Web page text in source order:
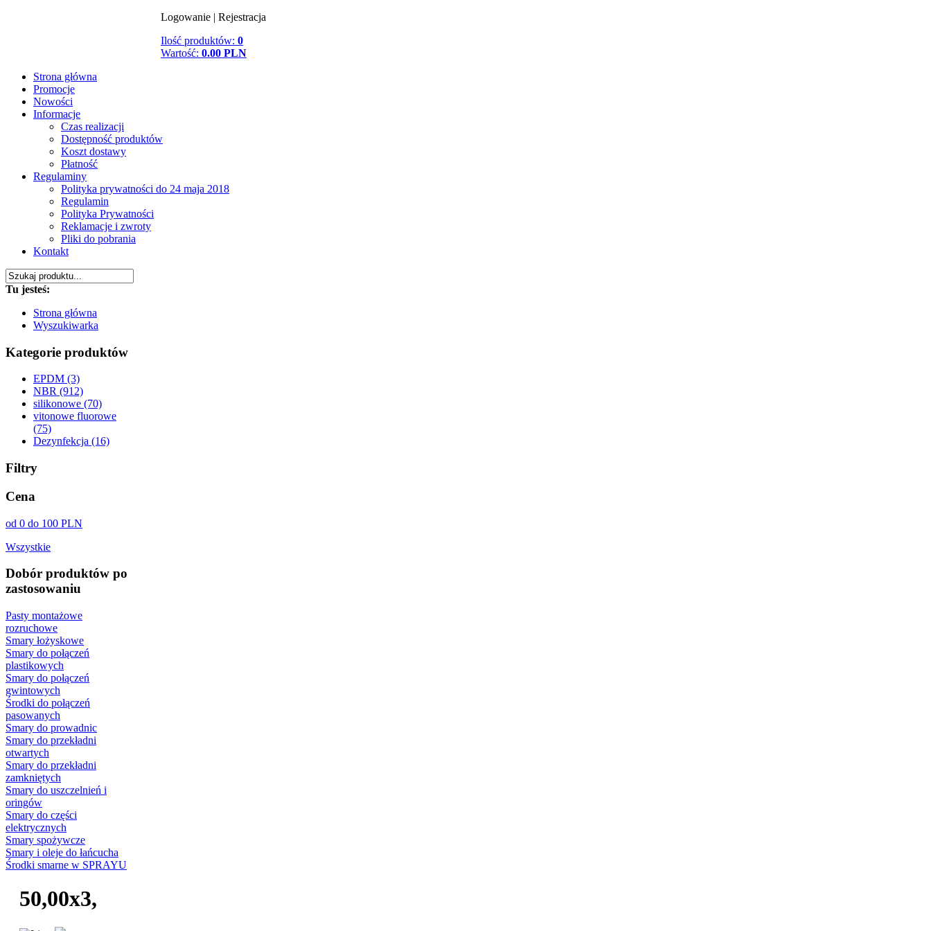
Logowanie | Rejestracja
Ilość produktów: 0
Wartość: 0.00 PLN
Strona główna
Promocje
Nowości
Informacje
Czas realizacji
Dostępność produktów
Koszt dostawy
Płatność
Regulaminy
Polityka prywatności do 24 maja 2018
Regulamin
Polityka Prywatności
Reklamacje i zwroty
Pliki do pobrania
Kontakt
Tu jesteś:
Strona główna
Wyszukiwarka
Kategorie produktów
EPDM (3)
NBR (912)
silikonowe (70)
vitonowe fluorowe
(75)
Dezynfekcja (16)
Filtry
Cena
od 0 do 100 PLN
Wszystkie
Dobór produktów po
zastosowaniu
Pasty montażowe
rozruchowe
Smary łożyskowe
Smary do połączeń
plastikowych
Smary do połączeń
gwintowych
Środki do połączeń
pasowanych
Smary do prowadnic
Smary do przekładni
otwartych
Smary do przekładni
zamkniętych
Smary do uszczelnień i
oringów
Smary do części
elektrycznych
Smary spożywcze
Smary i oleje do łańcucha
Środki smarne w SPRAYU
50,00x3,